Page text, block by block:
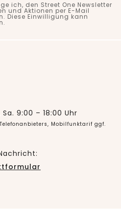
ich, den Street One Newsletter
und Aktionen per E-Mail
Diese Einwilligung kann
9:00 – 18:00 Uhr
Mobilfunktarif ggf.